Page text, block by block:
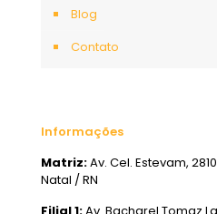
Blog
Contato
Informações
Matriz:Av. Cel. Estevam,
Natal / RN